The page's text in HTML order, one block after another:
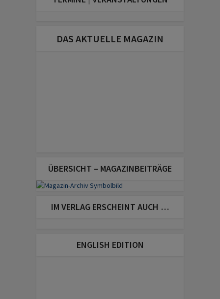
DAS AKTUELLE MAGAZIN
ÜBERSICHT – MAGAZINBEITRÄGE
IM VERLAG ERSCHEINT AUCH …
ENGLISH EDITION